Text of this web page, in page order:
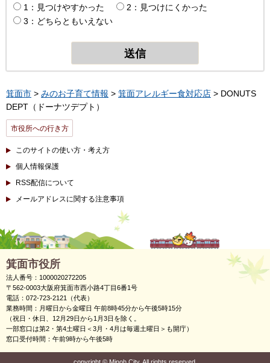
1：見つけやすかった
2：見つけにくかった
3：どちらともいえない
箕面市 > みのお子育て情報 > 箕面アレルギー食対応店 > DONUTS
DEPT（ドーナツデプト）
市役所への行き方
このサイトの使い方・考え方
個人情報保護
RSS配信について
メールアドレスに関する注意事項
箕面市役所
法人番号：1000020272205
〒562-0003大阪府箕面市西小路4丁目6番1号
電話：072-723-2121（代表）
業務時間：月曜日から金曜日 午前8時45分から午後5時15分
（祝日・休日、12月29日から1月3日を除く。
一部窓口は第2・第4土曜日＜3月・4月は毎週土曜日＞も開庁）
窓口受付時間：午前9時から午後5時